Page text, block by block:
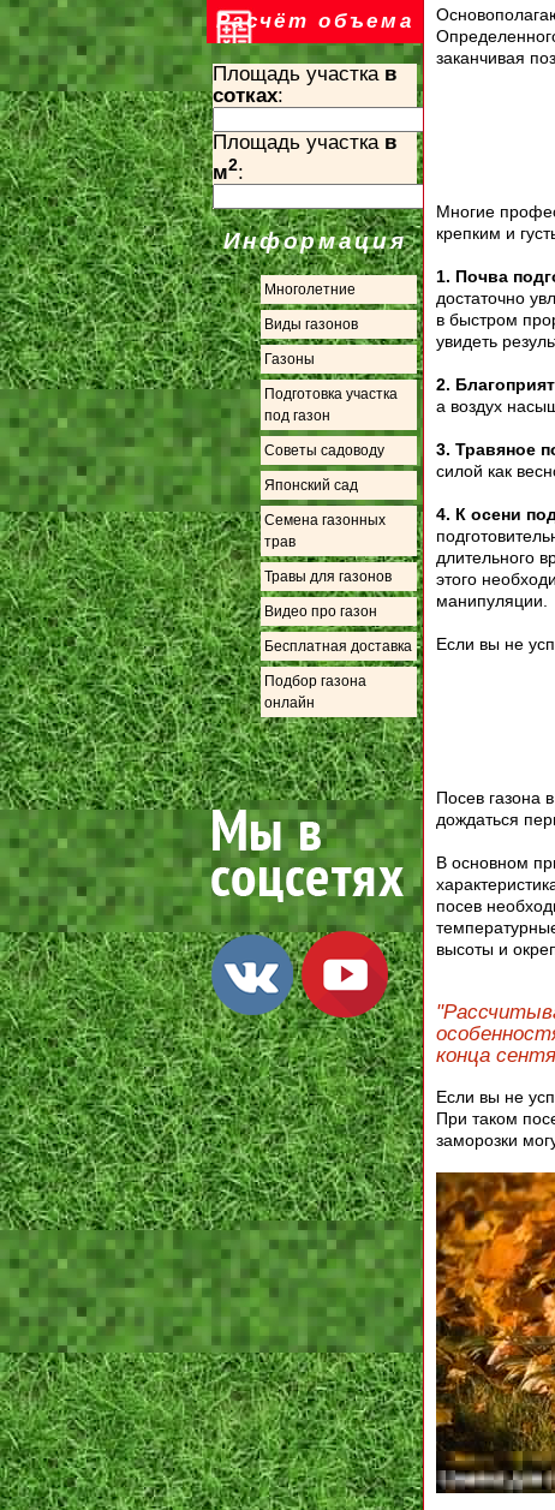
Расчёт объема
Площадь участка в
сотках:
Площадь участка в
м2:
Информация
Многолетние
Виды газонов
Газоны
Подготовка участка
под газон
Советы садоводу
Японский сад
Семена газонных
трав
Травы для газонов
Видео про газон
Бесплатная доставка
Подбор газона
онлайн
заканчивая
Многие
крепким и
1. Почва
достаточно
в быстром
увидеть
2.
а воздух
3. Травяное
силой как
4. К осени
длительного
этого
манипуляции.
Если вы не
Посев газона
дождаться
В основном
посев
высоты и
конца
Если вы не
При таком
заморозки